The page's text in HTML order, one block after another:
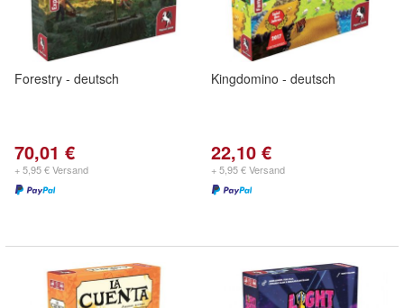
Forestry - deutsch
70,01 €
+ 5,95 € Versand
Kingdomino - deutsch
22,10 €
+ 5,95 € Versand